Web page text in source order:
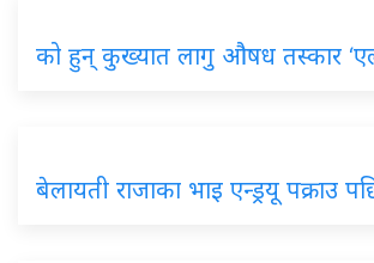
को हुन् कुख्यात लागु औषध तस्कार ‘एल
बेलायती राजाका भाइ एन्ड्रयू पक्राउ